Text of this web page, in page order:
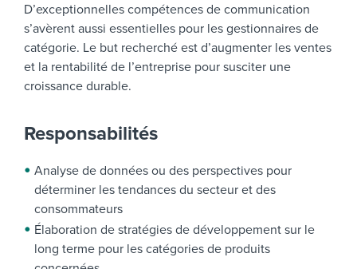
D’exceptionnelles compétences de communication
s’avèrent aussi essentielles pour les gestionnaires de
catégorie. Le but recherché est d’augmenter les ventes
et la rentabilité de l’entreprise pour susciter une
croissance durable.
Responsabilités
Analyse de données ou des perspectives pour
déterminer les tendances du secteur et des
consommateurs
Élaboration de stratégies de développement sur le
long terme pour les catégories de produits